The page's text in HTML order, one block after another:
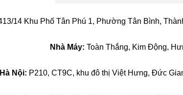
14 Khu Phố Tân Phú 1, Phường Tân Bình,
Nhà Máy: Toàn Thắng, Kim Động,
Hà Nội: P210, CT9C, khu đô thị Việt Hưng, Đức